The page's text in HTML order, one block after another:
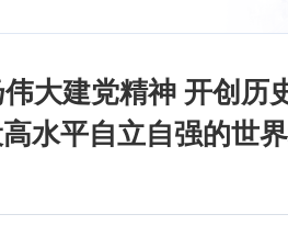
伟大建党精神 开创历
水平自立自强的世